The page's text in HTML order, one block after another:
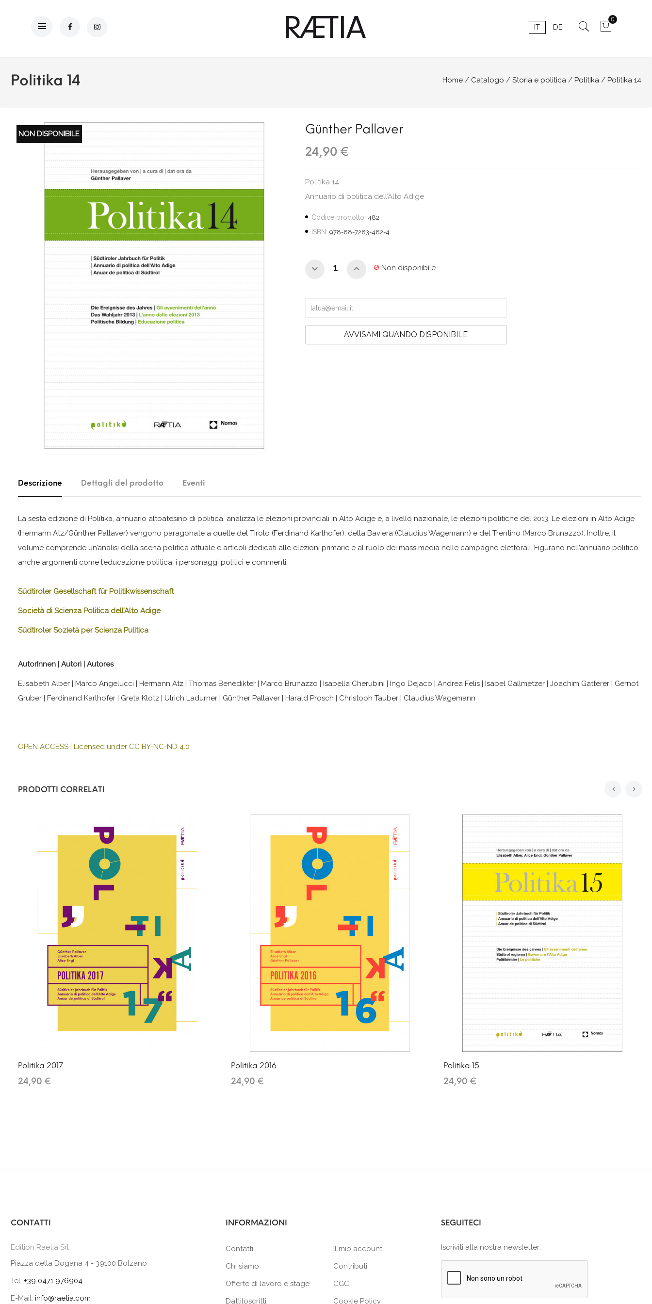
0
IT DE
Politika 14 Home Catalogo Storia e politica Politika Politika 14
NON DISPONIBILE Günther Pallaver
24,90 €
Politika 14
Annuario di politica dell’Alto Adige
Codice prodotto: 482
ISBN: 978-88-7283-482-4
 Non disponibile
AVVISAMI QUANDO DISPONIBILE
Descrizione Dettagli del prodotto Eventi
La sesta edizione di Politika, annuario altoatesino di politica, analizza le elezioni provinciali in Alto Adige e, a livello nazionale, le elezioni politiche del 2013. Le elezioni in Alto Adige
(Hermann Atz/Günther Pallaver) vengono paragonate a quelle del Tirolo (Ferdinand Karlhofer), della Baviera (Claudius Wagemann) e del Trentino (Marco Brunazzo). Inoltre, il
volume comprende un’analisi della scena politica attuale e articoli dedicati alle elezioni primarie e al ruolo dei mass media nelle campagne elettorali. Figurano nell’annuario politico
anche argomenti come l’educazione politica, i personaggi politici e commenti.
Südtiroler Gesellschaft für Politikwissenschaft
Società di Scienza Politica dell’Alto Adige
Südtiroler Sozietà per Scienza Pulitica
AutorInnen | Autori | Autores
Elisabeth Alber | Marco Angelucci | Hermann Atz | Thomas Benedikter | Marco Brunazzo | Isabella Cherubini | Ingo Dejaco | Andrea Felis | Isabel Gallmetzer | Joachim Gatterer | Gernot
Gruber | Ferdinand Karlhofer | Greta Klotz | Ulrich Ladurner | Günther Pallaver | Harald Prosch | Christoph Tauber | Claudius Wagemann
OPEN ACCESS | Licensed under CC BY-NC-ND 4.0
PRODOTTI CORRELATI
Politika 2017
24,90 €
Politika 2016
24,90 €
Politika 15
24,90 €
CONTATTI
Edition Raetia Srl
Piazza della Dogana 4 - 39100 Bolzano
Tel: +39 0471 976904
E-Mail: info@raetia.com
INFORMAZIONI
Contatti
Chi siamo
Offerte di lavoro e stage
Dattiloscritti
Il mio account
Contributi
CGC
Cookie Policy
SEGUITECI
Iscriviti alla nostra newsletter: